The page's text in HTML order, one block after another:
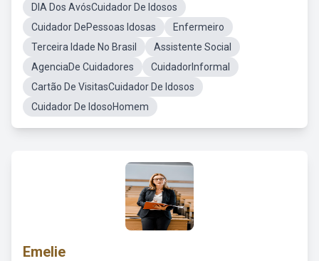
DIA Dos AvósCuidador De Idosos
Cuidador DePessoas Idosas
Enfermeiro
Terceira Idade No Brasil
Assistente Social
AgenciaDe Cuidadores
CuidadorInformal
Cartão De VisitasCuidador De Idosos
Cuidador De IdosoHomem
Emelie